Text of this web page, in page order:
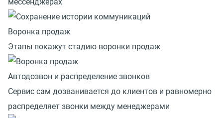
Воронка продаж
Этапы покажут стадию воронки продаж
Автодозвон и распределение звонков
Сервис сам дозванивается до клиентов и равномерно
распределяет звонки между менеджерами